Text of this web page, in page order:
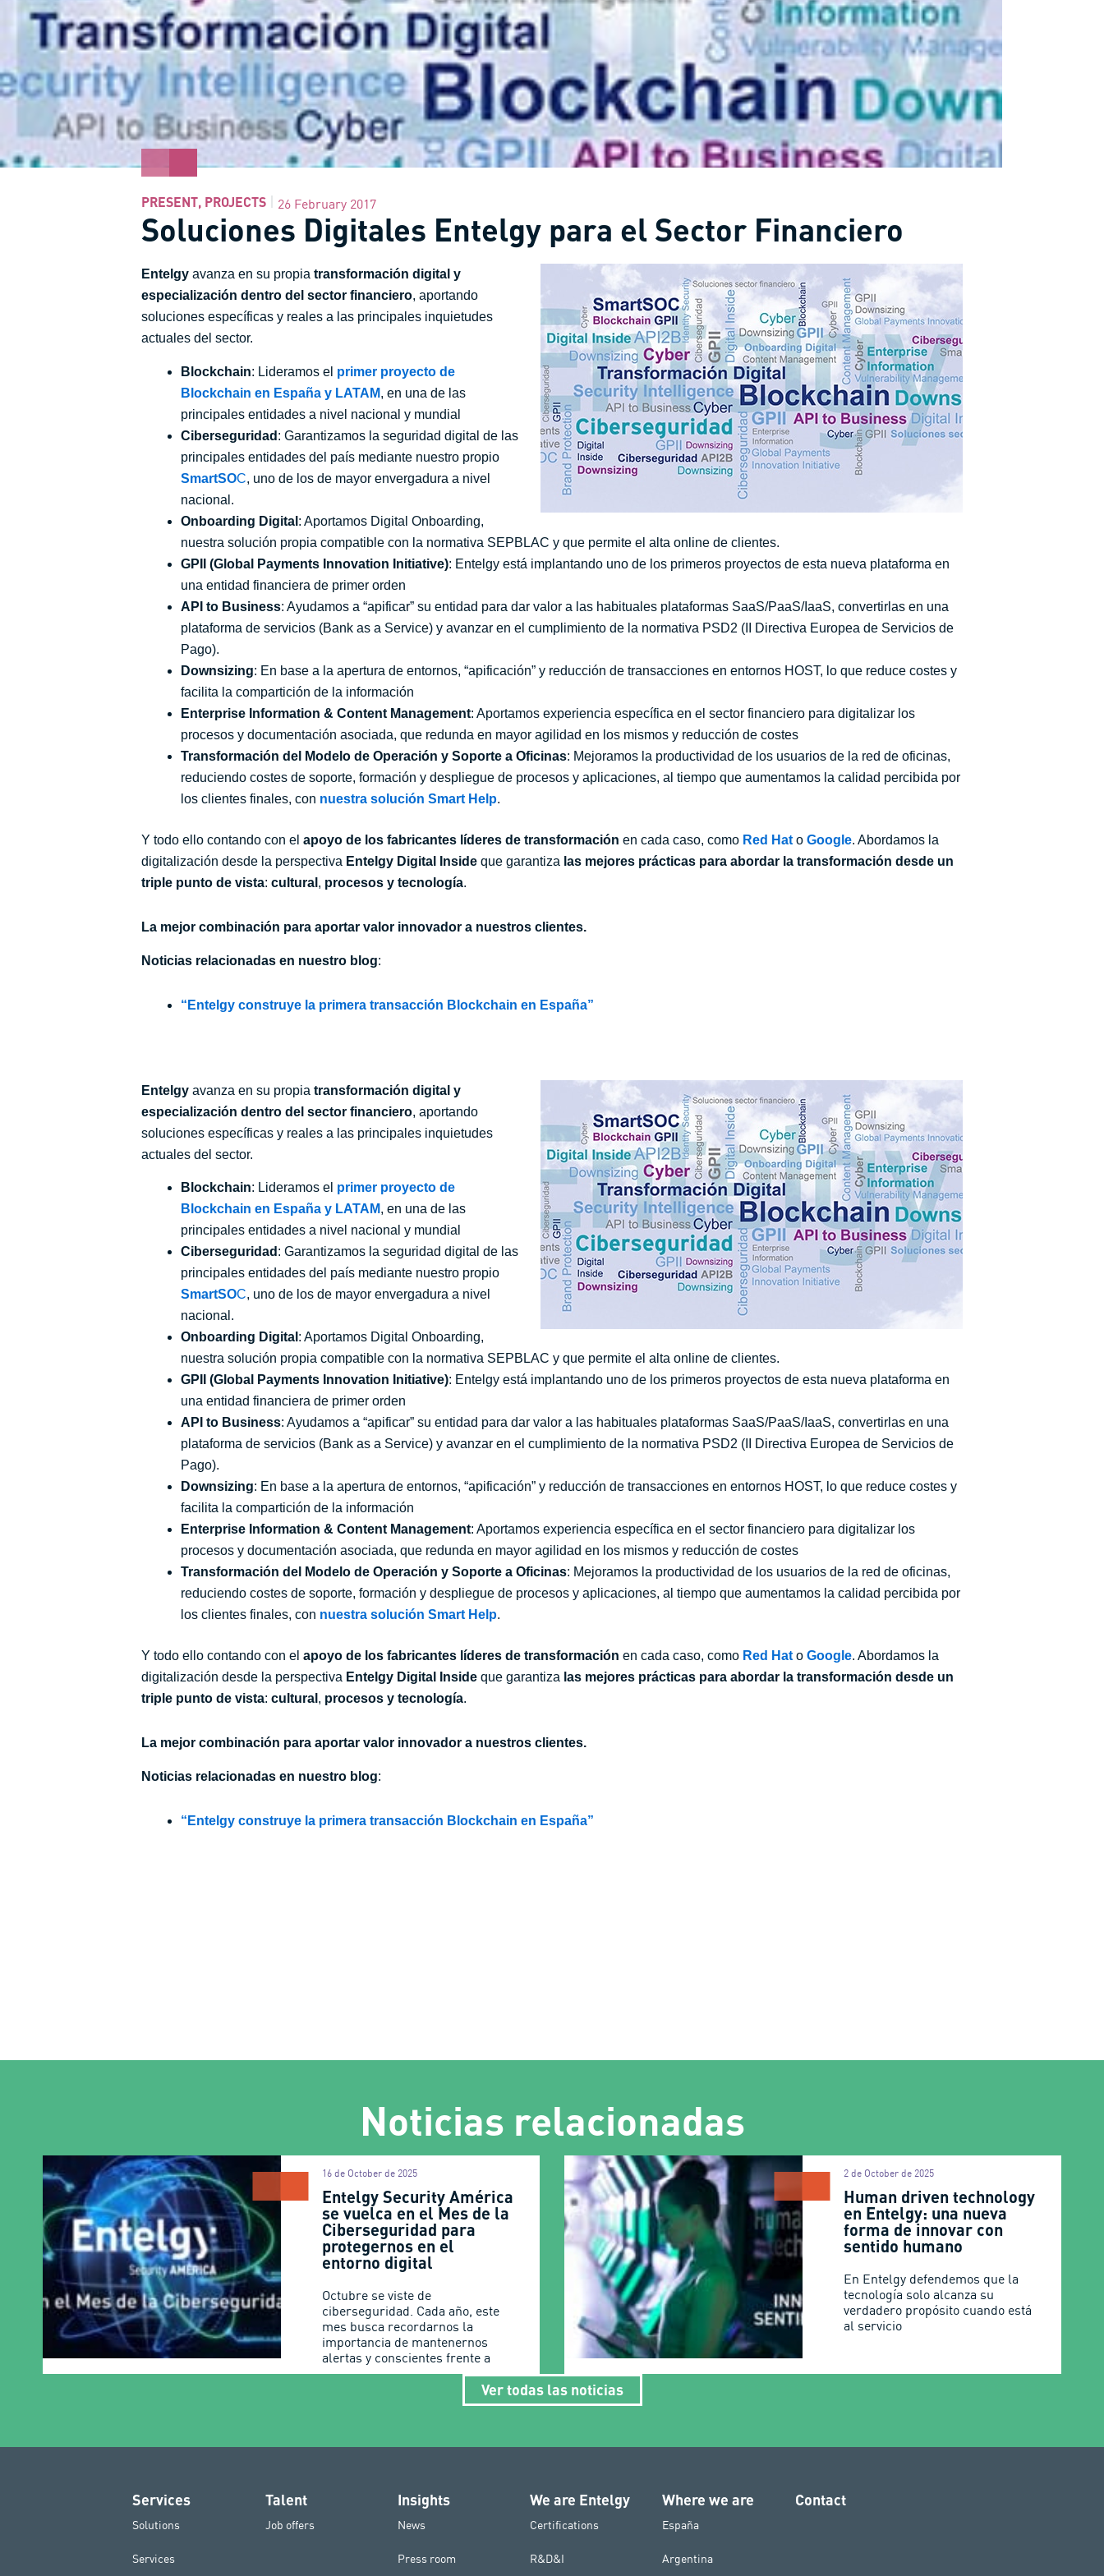
PRESENT, PROJECTS 26 February 2017
Soluciones Digitales Entelgy para el Sector Financiero
Entelgy avanza en su propia transformación digital y
especialización dentro del sector financiero, aportando
soluciones específicas y reales a las principales inquietudes
actuales del sector.
Blockchain: Lideramos el primer proyecto de
Blockchain en España y LATAM, en una de las
principales entidades a nivel nacional y mundial
Ciberseguridad : Garantizamos la seguridad digital de las
principales entidades del país mediante nuestro propio
SmartSOC, uno de los de mayor envergadura a nivel
nacional.
Onboarding Digital : Aportamos Digital Onboarding,
nuestra solución propia compatible con la normativa SEPBLAC y que permite el alta online de clientes.
GPII (Global Payments Innovation Initiative): Entelgy está implantando uno de los primeros proyectos de esta nueva plataforma en
una entidad financiera de primer orden
API to Business: Ayudamos a “apificar” su entidad para dar valor a las habituales plataformas SaaS/PaaS/IaaS, convertirlas en una
plataforma de servicios (Bank as a Service) y avanzar en el cumplimiento de la normativa PSD2 (II Directiva Europea de Servicios de
Pago).
Downsizing: En base a la apertura de entornos, “apificación” y reducción de transacciones en entornos HOST, lo que reduce costes y
facilita la compartición de la información
Enterprise Information & Content Management: Aportamos experiencia específica en el sector financiero para digitalizar los
procesos y documentación asociada, que redunda en mayor agilidad en los mismos y reducción de costes
Transformación del Modelo de Operación y Soporte a Oficinas: Mejoramos la productividad de los usuarios de la red de oficinas,
reduciendo costes de soporte, formación y despliegue de procesos y aplicaciones, al tiempo que aumentamos la calidad percibida por
los clientes finales, con nuestra solución Smart Help.
Y todo ello contando con el apoyo de los fabricantes líderes de transformación en cada caso, como Red Hat o Google. Abordamos la
digitalización desde la perspectiva Entelgy Digital Inside que garantiza las mejores prácticas para abordar la transformación desde un
triple punto de vista: cultural , procesos y tecnología.
La mejor combinación para aportar valor innovador a nuestros clientes.
Noticias relacionadas en nuestro blog:
“Entelgy construye la primera transacción Blockchain en España”
Entelgy avanza en su propia transformación digital y
especialización dentro del sector financiero, aportando
soluciones específicas y reales a las principales inquietudes
actuales del sector.
Blockchain: Lideramos el primer proyecto de
Blockchain en España y LATAM, en una de las
principales entidades a nivel nacional y mundial
Ciberseguridad : Garantizamos la seguridad digital de las
principales entidades del país mediante nuestro propio
SmartSOC, uno de los de mayor envergadura a nivel
nacional.
Onboarding Digital : Aportamos Digital Onboarding,
nuestra solución propia compatible con la normativa SEPBLAC y que permite el alta online de clientes.
GPII (Global Payments Innovation Initiative): Entelgy está implantando uno de los primeros proyectos de esta nueva plataforma en
una entidad financiera de primer orden
API to Business: Ayudamos a “apificar” su entidad para dar valor a las habituales plataformas SaaS/PaaS/IaaS, convertirlas en una
plataforma de servicios (Bank as a Service) y avanzar en el cumplimiento de la normativa PSD2 (II Directiva Europea de Servicios de
Pago).
Downsizing: En base a la apertura de entornos, “apificación” y reducción de transacciones en entornos HOST, lo que reduce costes y
facilita la compartición de la información
Enterprise Information & Content Management: Aportamos experiencia específica en el sector financiero para digitalizar los
procesos y documentación asociada, que redunda en mayor agilidad en los mismos y reducción de costes
Transformación del Modelo de Operación y Soporte a Oficinas: Mejoramos la productividad de los usuarios de la red de oficinas,
reduciendo costes de soporte, formación y despliegue de procesos y aplicaciones, al tiempo que aumentamos la calidad percibida por
los clientes finales, con nuestra solución Smart Help.
Y todo ello contando con el apoyo de los fabricantes líderes de transformación en cada caso, como Red Hat o Google. Abordamos la
digitalización desde la perspectiva Entelgy Digital Inside que garantiza las mejores prácticas para abordar la transformación desde un
triple punto de vista: cultural , procesos y tecnología.
La mejor combinación para aportar valor innovador a nuestros clientes.
Noticias relacionadas en nuestro blog:
“Entelgy construye la primera transacción Blockchain en España”
Noticias relacionadas
Entelgy Security América
se vuelca en el Mes de la
Ciberseguridad para
protegernos en el
entorno digital
16 de October de 2025
Octubre se viste de
ciberseguridad. Cada año, este
mes busca recordarnos la
importancia de mantenernos
alertas y conscientes frente a
Human driven technology
en Entelgy: una nueva
forma de innovar con
sentido humano
2 de October de 2025
En Entelgy defendemos que la
tecnología solo alcanza su
verdadero propósito cuando está
al servicio
Ver todas las noticias
Services
Solutions
Services
Talent
Job offers
Insights
News
Press room
We are Entelgy
Certifications
R&D&I
Where we are
España
Argentina
Contact